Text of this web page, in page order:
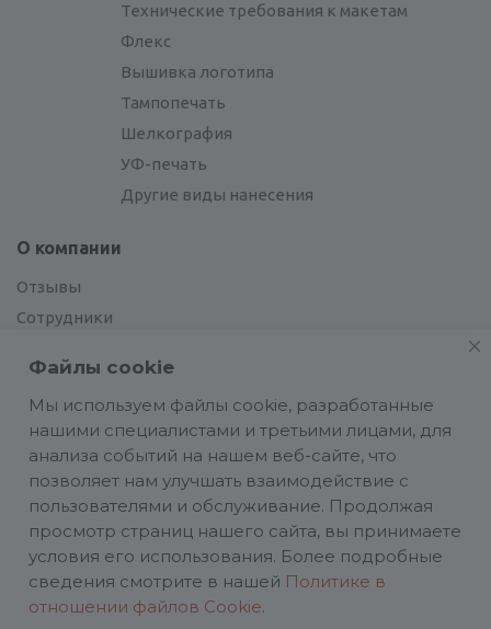
Технические требования к макетам
Флекс
Вышивка логотипа
Тампопечать
Шелкография
УФ-печать
Другие виды нанесения
О компании
Отзывы
Сотрудники
Вакансии
Политика конфиденциальности
ИП Аасаметс А. И. ИНН 661219180590 ОГРН
Файлы cookie
Мы используем файлы cookie, разработанные
нашими специалистами и третьими лицами, для
анализа событий на нашем веб-сайте, что
позволяет нам улучшать взаимодействие с
пользователями и обслуживание. Продолжая
просмотр страниц нашего сайта, вы принимаете
условия его использования. Более подробные
сведения смотрите в нашей Политике в
отношении файлов Cookie.